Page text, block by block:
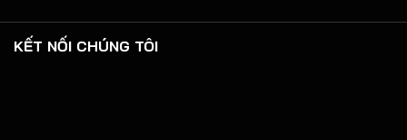
KẾT NỐI CHÚNG TÔI